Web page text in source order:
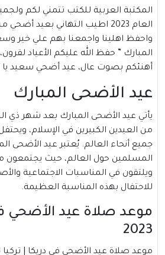
المكتبة العربية للكتب تتمني لكم
العام 2023 اطيب التهاني بعيد
واحفظ اهلينا واجمعنا بهم علي خير
المبارك ” حفظ الله عليكم الأعياد
أهنئكم بصوت عال، عيد أضحي سعيد يا
عيد الأضحى المبارك
يأتي عيد الأضحى المبارك بعد شهر ذي
من العيدين الكبيرين في الإسلام،
جميع أنحاء العالم. يُعتبر عيد الأضحى
المسلمين حول العالم، حيث
ويلتقون في المناسبات الاجتماعية
للاحتفال بهذه المناسبة العظيمة.
موعد صلاة عيد الأضحي
2023